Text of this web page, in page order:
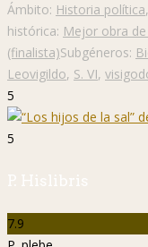
Ámbito: Historia política,
histórica: Mejor obra
(finalista)Subgéneros:
Leovigildo, S. VI,
5
5
P. Hislibris
7.9